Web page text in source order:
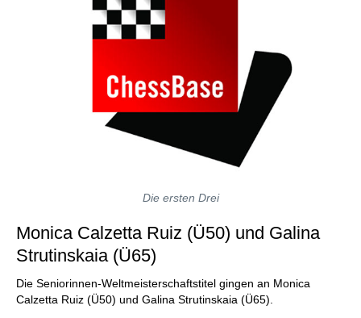
Die ersten Drei
Monica Calzetta Ruiz (Ü50) und Galina
Strutinskaia (Ü65)
Die Seniorinnen-Weltmeisterschaftstitel gingen an Monica
Calzetta Ruiz (Ü50) und Galina Strutinskaia (Ü65).